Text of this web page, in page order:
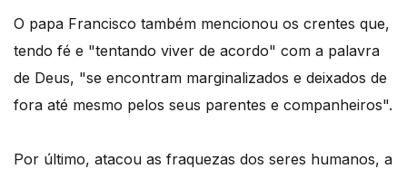
O papa Francisco também mencionou os crentes que,
tendo fé e "tentando viver de acordo" com a palavra
de Deus, "se encontram marginalizados e deixados de
fora até mesmo pelos seus parentes e companheiros".
Por último, atacou as fraquezas dos seres humanos, a